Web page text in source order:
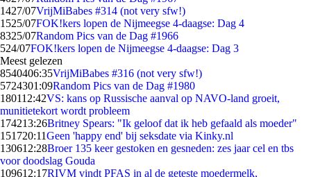
1427/07VrijMiBabes #314 (not very sfw!)
1525/07FOK!kers lopen de Nijmeegse 4-daagse: Dag 4
8325/07Random Pics van de Dag #1966
524/07FOK!kers lopen de Nijmeegse 4-daagse: Dag 3
Meest gelezen
8540406:35VrijMiBabes #316 (not very sfw!)
5724301:09Random Pics van de Dag #1980
180112:42VS: kans op Russische aanval op NAVO-land groeit,
munitietekort wordt probleem
174213:26Britney Spears: "Ik geloof dat ik heb gefaald als moeder"
151720:11Geen 'happy end' bij seksdate via Kinky.nl
130612:28Broer 135 keer gestoken en gesneden: zes jaar cel en tbs
voor doodslag Gouda
109612:17RIVM vindt PFAS in al de geteste moedermelk,